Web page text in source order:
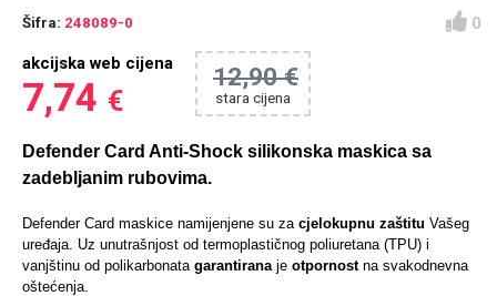
Šifra: 248089-0
0
akcijska web cijena
7,74 €
12,90 €
stara cijena
Defender Card Anti-Shock silikonska maskica sa
zadebljanim rubovima.
Defender Card maskice namijenjene su za cjelokupnu zaštitu Vašeg
uređaja. Uz unutrašnjost od termoplastičnog poliuretana (TPU) i
vanjštinu od polikarbonata garantiranaje otpornostna svakodnevna
oštećenja.
Gym Unicorn kolekcija
Sleng Feel Good
Spigen maskice
Univerzalno kaljeno
staklo
Univerzalne futrole i
Preklopne maskice